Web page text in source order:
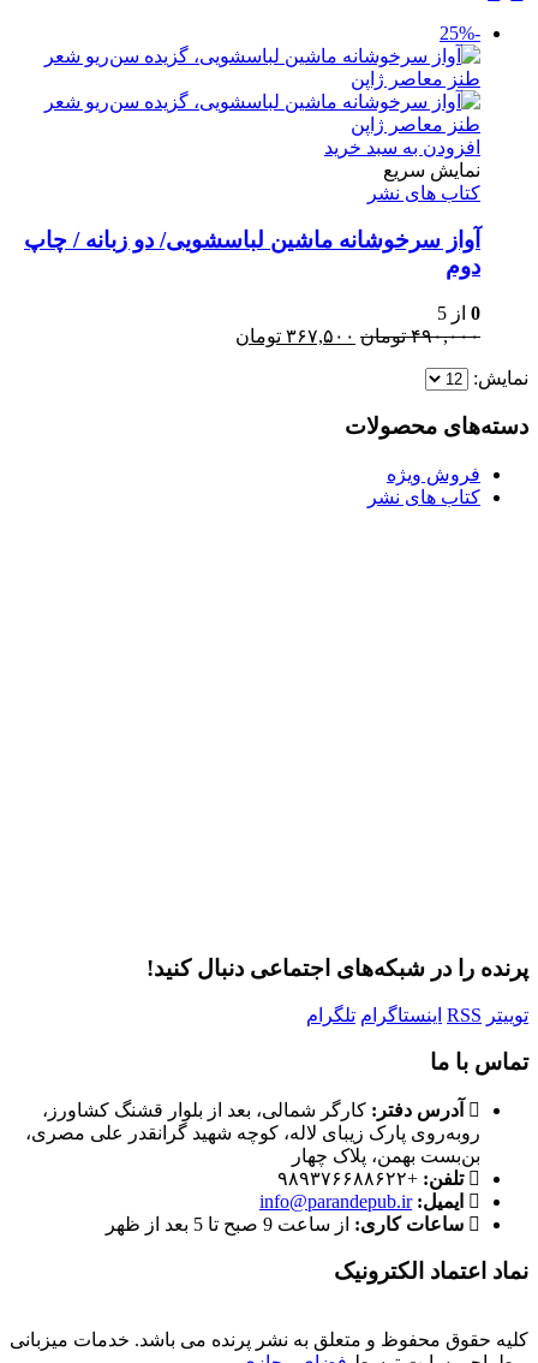
-25%
افزودن به سبد خرید
نمایش سریع
کتاب های نشر
آواز سرخوشانه ماشین لباسشویی/ دو زبانه / چاپ
دوم
0 از 5
۴۹۰,۰۰۰ تومان قیمت
۳۶۷,۵۰۰ تومان
نمایش:
دسته‌های محصولات
فروش ویژه
کتاب های نشر
پرنده را در شبکه‌های اجتماعی دنبال کنید!
توییتر RSS اینستاگرام تلگرام
تماس با ما
آدرس دفتر: کارگر شمالی، بعد از بلوار قشنگ کشاورز،
روبه‌روی پارک زیبای لاله، کوچه شهید گرانقدر علی مصری،
بن‌بست بهمن، پلاک چهار
تلفن: +۹۸۹۳۷۶۶۸۸۶۲۲
ایمیل: info@parandepub.ir
ساعات کاری: از ساعت 9 صبح تا 5 بعد از ظهر
نماد اعتماد الکترونیک
کلیه حقوق محفوظ و متعلق به نشر پرنده می باشد. خدمات میزبانی